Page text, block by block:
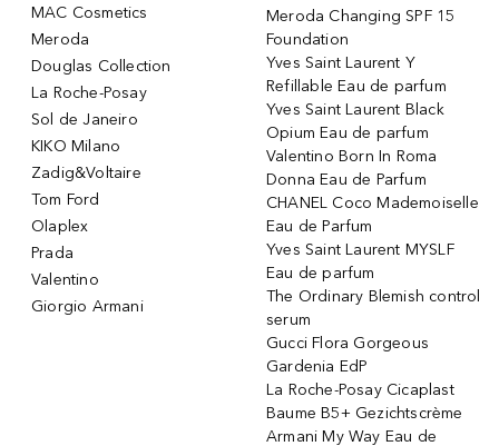
MAC Cosmetics
Meroda
Douglas Collection
La Roche-Posay
Sol de Janeiro
KIKO Milano
Zadig&Voltaire
Tom Ford
Olaplex
Prada
Valentino
Giorgio Armani
Meroda Changing SPF 15
Foundation
Yves Saint Laurent Y
Refillable Eau de parfum
Yves Saint Laurent Black
Opium Eau de parfum
Valentino Born In Roma
Donna Eau de Parfum
CHANEL Coco Mademoiselle
Eau de Parfum
Yves Saint Laurent MYSLF
Eau de parfum
The Ordinary Blemish control
serum
Gucci Flora Gorgeous
Gardenia EdP
La Roche-Posay Cicaplast
Baume B5+ Gezichtscrème
Armani My Way Eau de